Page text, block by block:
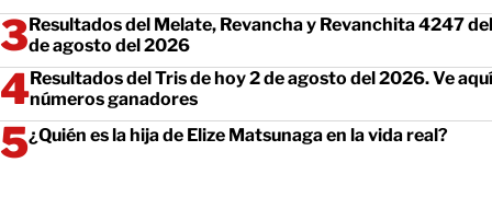
Resultados del Melate, Revancha y Revanchita 4247
de agosto del 2026
Resultados del Tris de hoy 2 de agosto del 2026. Ve
números ganadores
¿Quién es la hija de Elize Matsunaga en la vida real?